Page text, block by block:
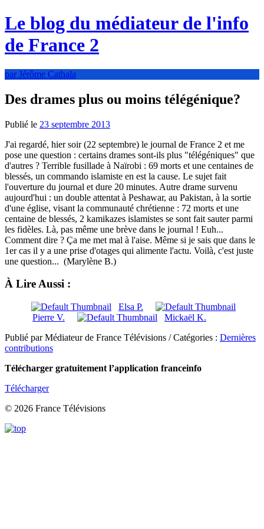
Le blog du médiateur de l'info
de France 2
par Jérôme Cathala
Des drames plus ou moins télégénique?
Publié le 23 septembre 2013
J'ai regardé, hier soir (22 septembre) le journal de France 2 et me
pose une question : certains drames sont-ils plus "télégéniques" que
d'autres ? Terrible fusillade à Naïrobi : 69 morts et une centaines de
blessés, un commando islamiste en est la cause. Le sujet fait
l'ouverture du journal et dure 20 minutes. Autre drame survenu
aujourd'hui : un double attentat à Peshawar, au Pakistan, à la sortie
d'une église, visant la communauté chrétienne : 72 morts et une
centaine de blessés, 2 kamikazes islamistes se sont fait sauter parmi
les fidèles. Là, pas même une brève dans le journal ! Euh...
Comment dire ? Ça me met mal à l'aise. Même si je sais que dans le
1er cas il y a une prise d'otages qui alimente l'actu. Voilà, c'est juste
une question... (Marylène B.)
À Lire Aussi :
Elsa P.
Pierre V.
Mickaël K.
Publié par Médiateur de France Télévisions / Catégories : Dernières
contributions
Télécharger gratuitement l’application franceinfo
Télécharger
© 2026 France Télévisions